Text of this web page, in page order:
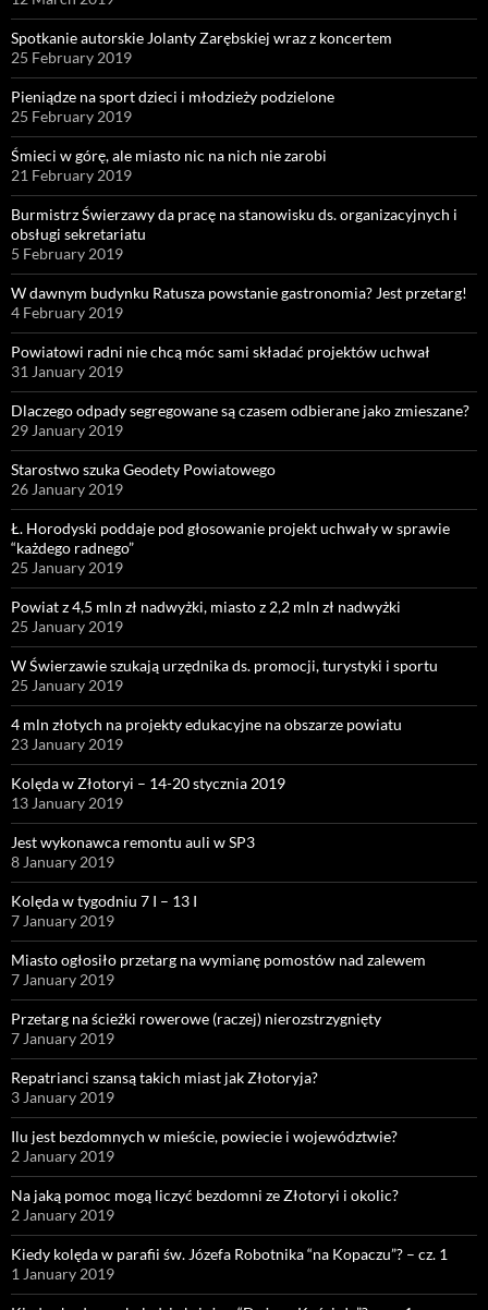
Spotkanie autorskie Jolanty Zarębskiej wraz z koncertem
25 February 2019
Pieniądze na sport dzieci i młodzieży podzielone
25 February 2019
Śmieci w górę, ale miasto nic na nich nie zarobi
21 February 2019
Burmistrz Świerzawy da pracę na stanowisku ds. organizacyjnych i
obsługi sekretariatu
5 February 2019
W dawnym budynku Ratusza powstanie gastronomia? Jest przetarg!
4 February 2019
Powiatowi radni nie chcą móc sami składać projektów uchwał
31 January 2019
Dlaczego odpady segregowane są czasem odbierane jako zmieszane?
29 January 2019
Starostwo szuka Geodety Powiatowego
26 January 2019
Ł. Horodyski poddaje pod głosowanie projekt uchwały w sprawie
“każdego radnego”
25 January 2019
Powiat z 4,5 mln zł nadwyżki, miasto z 2,2 mln zł nadwyżki
25 January 2019
W Świerzawie szukają urzędnika ds. promocji, turystyki i sportu
25 January 2019
4 mln złotych na projekty edukacyjne na obszarze powiatu
23 January 2019
Kolęda w Złotoryi – 14-20 stycznia 2019
13 January 2019
Jest wykonawca remontu auli w SP3
8 January 2019
Kolęda w tygodniu 7 I – 13 I
7 January 2019
Miasto ogłosiło przetarg na wymianę pomostów nad zalewem
7 January 2019
Przetarg na ścieżki rowerowe (raczej) nierozstrzygnięty
7 January 2019
Repatrianci szansą takich miast jak Złotoryja?
3 January 2019
Ilu jest bezdomnych w mieście, powiecie i województwie?
2 January 2019
Na jaką pomoc mogą liczyć bezdomni ze Złotoryi i okolic?
2 January 2019
Kiedy kolęda w parafii św. Józefa Robotnika “na Kopaczu”? – cz. 1
1 January 2019